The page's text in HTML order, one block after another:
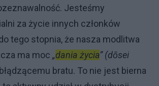
Jesteśmy
za życie innych członków
tego stopnia, że nasza modlitwa
ma moc „dania życia” (dōsei
błądzącemu bratu. To nie jest bierna